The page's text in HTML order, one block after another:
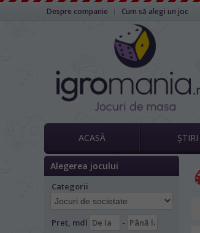
Despre companie Cum să alegi un joc
ACASĂ ȘTIRI
Alegerea jocului
Categorii
Pret, mdl -